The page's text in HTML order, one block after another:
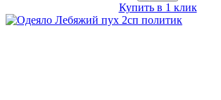
Купить в 1 клик